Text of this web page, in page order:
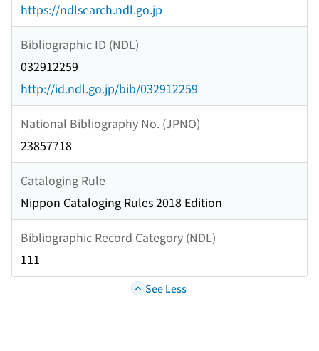
https://ndlsearch.ndl.go.jp
Bibliographic ID (NDL)
032912259
http://id.ndl.go.jp/bib/032912259
National Bibliography No. (JPNO)
23857718
Cataloging Rule
Nippon Cataloging Rules 2018 Edition
Bibliographic Record Category (NDL)
111
See Less